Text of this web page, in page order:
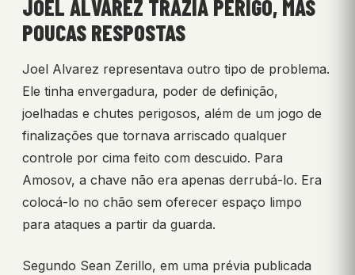
JOEL ALVAREZ TRAZIA PERIGO, MAS
POUCAS RESPOSTAS
Joel Alvarez representava outro tipo de problema.
Ele tinha envergadura, poder de definição,
joelhadas e chutes perigosos, além de um jogo de
finalizações que tornava arriscado qualquer
controle por cima feito com descuido. Para
Amosov, a chave não era apenas derrubá-lo. Era
colocá-lo no chão sem oferecer espaço limpo
para ataques a partir da guarda.
Segundo Sean Zerillo, em uma prévia publicada